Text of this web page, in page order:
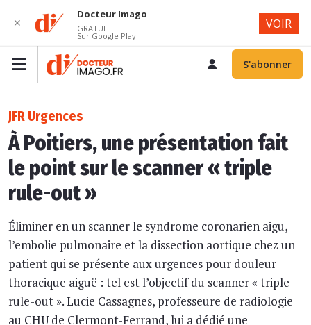
S'abonner
JFR Urgences
À Poitiers, une présentation fait
le point sur le scanner « triple
rule-out »
Éliminer en un scanner le syndrome coronarien aigu,
l’embolie pulmonaire et la dissection aortique chez un
patient qui se présente aux urgences pour douleur
thoracique aiguë : tel est l’objectif du scanner « triple
rule-out ». Lucie Cassagnes, professeure de radiologie
au CHU de Clermont-Ferrand, lui a dédié une
✕
Docteur Imago
GRATUIT
Sur Google Play
VOIR